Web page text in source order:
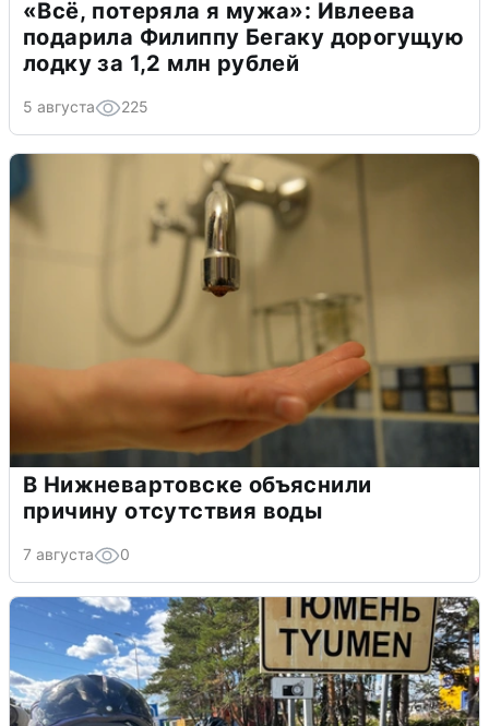
«Всё, потеряла я мужа»: Ивлеева
подарила Филиппу Бегаку дорогущую
лодку за 1,2 млн рублей
5 августа 225
В Нижневартовске объяснили
причину отсутствия воды
7 августа 0